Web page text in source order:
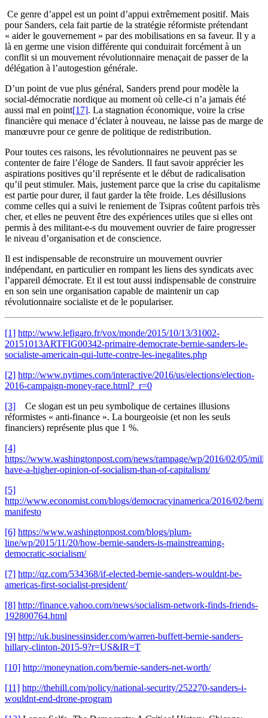
Ce genre d’appel est un point d’appui extrêmement positif. Mais
pour Sanders, cela fait partie de la stratégie réformiste prétendant
« aider le gouvernement » par des mobilisations en sa faveur. Il y a
là en germe une vision différente qui conduirait forcément à un
conflit si un mouvement révolutionnaire menaçait de passer de la
délégation à l’autogestion générale.
D’un point de vue plus général, Sanders prend pour modèle la
social-démocratie nordique au moment où celle-ci n’a jamais été
aussi mal en point[17]. La stagnation économique, voire la crise
financière qui menace d’éclater à nouveau, ne laisse pas de marge de
manœuvre pour ce genre de politique de redistribution.
Pour toutes ces raisons, les révolutionnaires ne peuvent pas se
contenter de faire l’éloge de Sanders. Il faut savoir apprécier les
aspirations positives qu’il représente et le début de radicalisation
qu’il peut stimuler. Mais, justement parce que la crise du capitalisme
est partie pour durer, il faut garder la tête froide. Les désillusions
comme celles qui a suivi le reniement de Tsipras coûtent parfois très
cher, et elles ne peuvent être des expériences utiles que si elles ont
permis à des militant-e-s du mouvement ouvrier de faire progresser
le niveau d’organisation et de conscience.
Il est indispensable de reconstruire un mouvement ouvrier
indépendant, en particulier en rompant les liens des syndicats avec
l’appareil démocrate. Et il est tout aussi indispensable de construire
en son sein une organisation capable de maintenir un cap
révolutionnaire socialiste et de le populariser.
[1] http://www.lefigaro.fr/vox/monde/2015/10/13/31002-
20151013ARTFIG00342-primaire-democrate-bernie-sanders-le-
socialiste-americain-qui-lutte-contre-les-inegalites.php
[2] http://www.nytimes.com/interactive/2016/us/elections/election-
2016-campaign-money-race.html?_r=0
[3]
Ce slogan est un peu symbolique de certaines illusions
réformistes « anti-finance ». La bourgeoisie (et non les seuls
financiers) représente plus que 1 %.
[4]
https://www.washingtonpost.com/news/rampage/wp/2016/02/05/
have-a-higher-opinion-of-socialism-than-of-capitalism/
[5]
http://www.economist.com/blogs/democracyinamerica/2016/02/
manifesto
[6] https://www.washingtonpost.com/blogs/plum-
line/wp/2015/11/20/how-bernie-sanders-is-mainstreaming-
democratic-socialism/
[7] http://qz.com/534368/if-elected-bernie-sanders-wouldnt-be-
americas-first-socialist-president/
[8] http://finance.yahoo.com/news/socialism-network-finds-friends-
192800764.html
[9] http://uk.businessinsider.com/warren-buffett-bernie-sanders-
hillary-clinton-2015-9?r=US&IR=T
[10] http://moneynation.com/bernie-sanders-net-worth/
[11] http://thehill.com/policy/national-security/252270-sanders-i-
wouldnt-end-drone-program